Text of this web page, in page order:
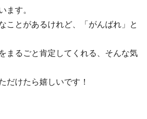
ます。
ことがあるけれど、「がんばれ」と
まるごと肯定してくれる、そんな気
だけたら嬉しいです！